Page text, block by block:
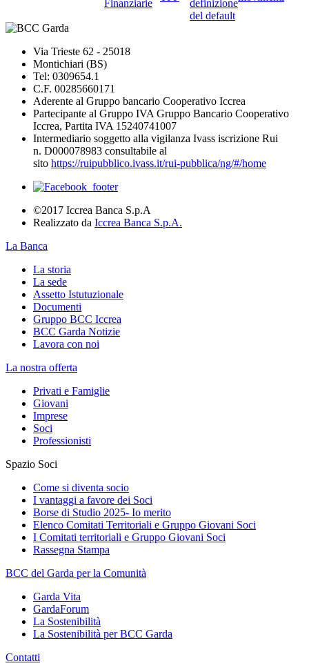
Finanziarie
definizione
del default
Via Trieste 62 - 25018
Montichiari (BS)
Tel: 0309654.1
C.F. 00285660171
Aderente al Gruppo bancario Cooperativo Iccrea
Partecipante al Gruppo IVA Gruppo Bancario Cooperativo
Iccrea, Partita IVA 15240741007
Intermediario soggetto alla vigilanza Ivass iscrizione Rui
n. D000078983 consultabile al
sito https://ruipubblico.ivass.it/rui-pubblica/ng/#/home
©2017 Iccrea Banca S.p.A
Realizzato da Iccrea Banca S.p.A.
La Banca
La storia
La sede
Assetto Istutuzionale
Documenti
Gruppo BCC Iccrea
BCC Garda Notizie
Lavora con noi
La nostra offerta
Privati e Famiglie
Giovani
Imprese
Soci
Professionisti
Spazio Soci
Come si diventa socio
I vantaggi a favore dei Soci
Borse di Studio 2025- Io merito
Elenco Comitati Territoriali e Gruppo Giovani Soci
I Comitati territoriali e Gruppo Giovani Soci
Rassegna Stampa
BCC del Garda per la Comunità
Garda Vita
GardaForum
La Sostenibilità
La Sostenibilità per BCC Garda
Contatti